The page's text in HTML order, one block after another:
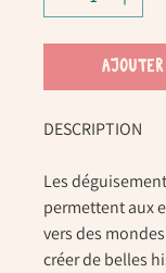
DESCRIPTION
Les
permettent aux
vers des
créer de belles